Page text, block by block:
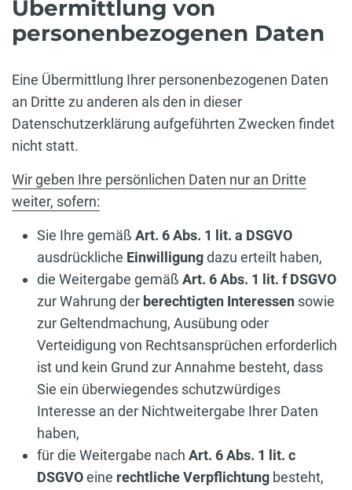
Übermittlung von
personenbezogenen Daten
Eine Übermittlung Ihrer personenbezogenen Daten
an Dritte zu anderen als den in dieser
Datenschutzerklärung aufgeführten Zwecken findet
nicht statt.
Wir geben Ihre persönlichen Daten nur an Dritte
weiter, sofern:
Sie Ihre gemäß Art. 6 Abs. 1 lit. a DSGVO
ausdrückliche Einwilligungdazu erteilt haben,
die Weitergabe gemäß Art. 6 Abs. 1 lit. f DSGVO
zur Wahrung der berechtigten Interessen sowie
zur Geltendmachung, Ausübung oder
Verteidigung von Rechtsansprüchen erforderlich
ist und kein Grund zur Annahme besteht, dass
Sie ein überwiegendes schutzwürdiges
Interesse an der Nichtweitergabe Ihrer Daten
haben,
für die Weitergabe nach Art. 6 Abs. 1 lit. c
DSGVOeine rechtliche Verpflichtung besteht,